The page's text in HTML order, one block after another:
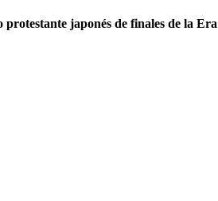
japonés de finales de la